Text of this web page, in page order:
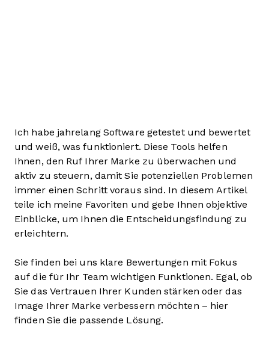
Ich habe jahrelang Software getestet und bewertet
und weiß, was funktioniert. Diese Tools helfen
Ihnen, den Ruf Ihrer Marke zu überwachen und
aktiv zu steuern, damit Sie potenziellen Problemen
immer einen Schritt voraus sind. In diesem Artikel
teile ich meine Favoriten und gebe Ihnen objektive
Einblicke, um Ihnen die Entscheidungsfindung zu
erleichtern.
Sie finden bei uns klare Bewertungen mit Fokus
auf die für Ihr Team wichtigen Funktionen. Egal, ob
Sie das Vertrauen Ihrer Kunden stärken oder das
Image Ihrer Marke verbessern möchten – hier
finden Sie die passende Lösung.